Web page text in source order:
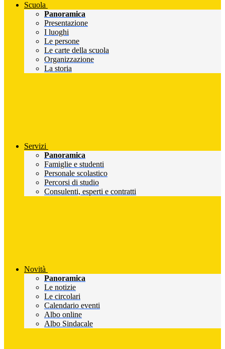
Scuola
Panoramica
Presentazione
I luoghi
Le persone
Le carte della scuola
Organizzazione
La storia
Servizi
Panoramica
Famiglie e studenti
Personale scolastico
Percorsi di studio
Consulenti, esperti e contratti
Novità
Panoramica
Le notizie
Le circolari
Calendario eventi
Albo online
Albo Sindacale